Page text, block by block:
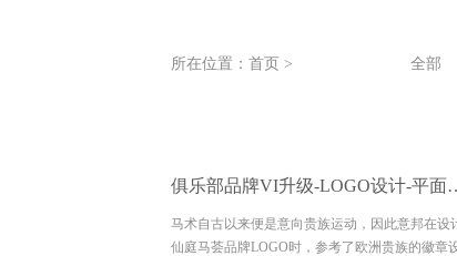
所在位置：首页 > 全部
俱乐部品牌VI升级-
马术自古以来便是意向贵族运动，因此意邦在设
仙庭马荟品牌LOGO时，参考了欧洲贵族的徽章